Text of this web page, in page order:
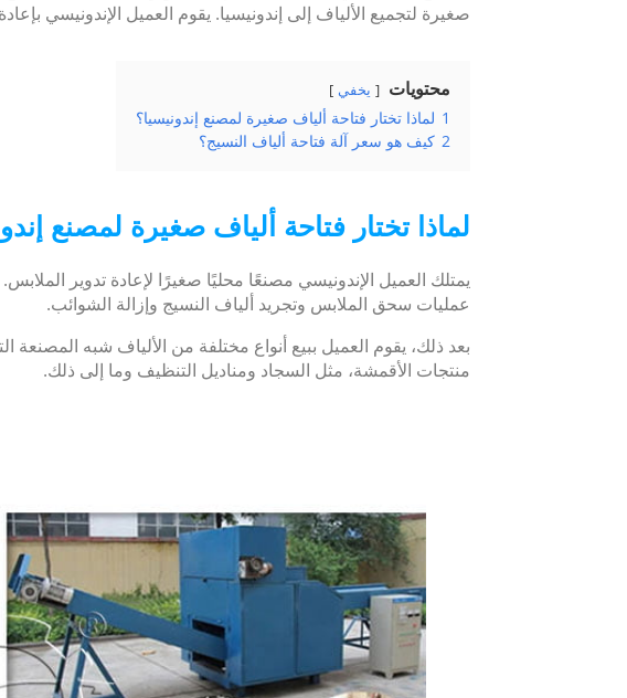
صغيرة لتجميع الألياف إلى إندونيسيا. يقوم العميل الإندونيسي
محتويات يخفي
1 لماذا تختار فتاحة ألياف صغيرة لمصنع إندونيسيا؟
2 كيف هو سعر آلة فتاحة ألياف النسيج؟
لماذا تختار فتاحة ألياف صغيرة لمصنع
يمتلك العميل الإندونيسي مصنعًا محليًا صغيرًا لإعادة تدوير
عمليات سحق الملابس وتجريد ألياف النسيج وإزالة الشوائب.
بعد ذلك، يقوم العميل ببيع أنواع مختلفة من الألياف شبه
منتجات الأقمشة، مثل السجاد ومناديل التنظيف وما إلى ذلك.